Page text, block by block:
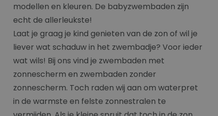
modellen en kleuren. De babyzwembaden zijn
echt de allerleukste!
Laat je graag je kind genieten van de zon of wil je
liever wat schaduw in het zwembadje? Voor ieder
wat wils! Bij ons vind je zwembaden met
zonnescherm en zwembaden zonder
zonnescherm. Toch raden wij aan om waterpret
in de warmste en felste zonnestralen te